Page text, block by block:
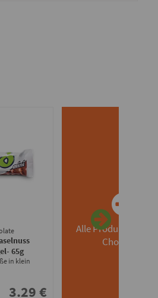
- 65g
in klein
3.29 €
Alle Produkte von
Chocolate